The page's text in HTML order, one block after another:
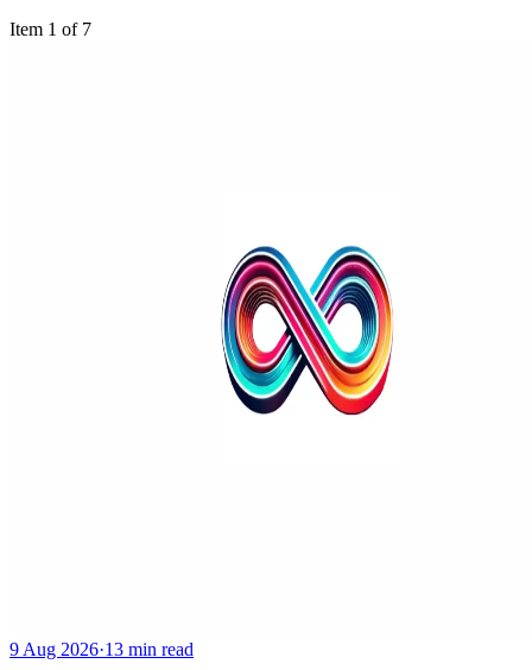
Item 1 of 7
9 Aug 2026·13 min read